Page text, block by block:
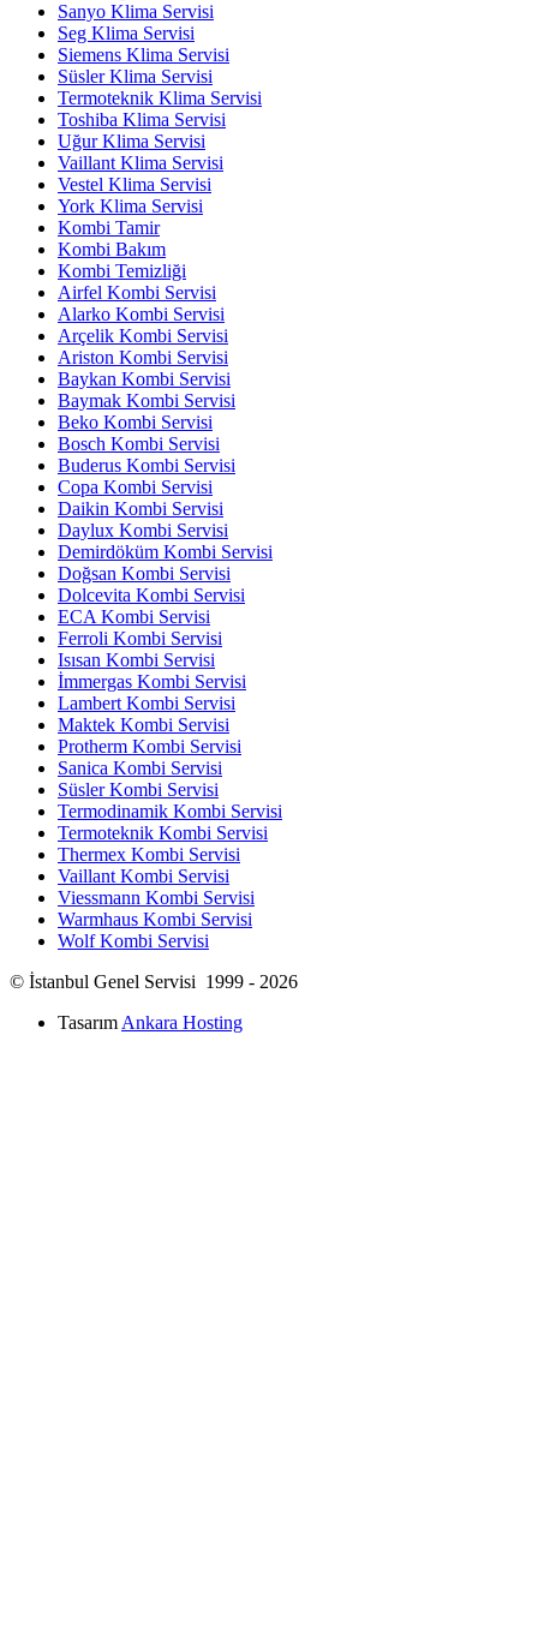
Sanyo Klima Servisi
Seg Klima Servisi
Siemens Klima Servisi
Süsler Klima Servisi
Termoteknik Klima Servisi
Toshiba Klima Servisi
Uğur Klima Servisi
Vaillant Klima Servisi
Vestel Klima Servisi
York Klima Servisi
Kombi Tamir
Kombi Bakım
Kombi Temizliği
Airfel Kombi Servisi
Alarko Kombi Servisi
Arçelik Kombi Servisi
Ariston Kombi Servisi
Baykan Kombi Servisi
Baymak Kombi Servisi
Beko Kombi Servisi
Bosch Kombi Servisi
Buderus Kombi Servisi
Copa Kombi Servisi
Daikin Kombi Servisi
Daylux Kombi Servisi
Demirdöküm Kombi Servisi
Doğsan Kombi Servisi
Dolcevita Kombi Servisi
ECA Kombi Servisi
Ferroli Kombi Servisi
Isısan Kombi Servisi
İmmergas Kombi Servisi
Lambert Kombi Servisi
Maktek Kombi Servisi
Protherm Kombi Servisi
Sanica Kombi Servisi
Süsler Kombi Servisi
Termodinamik Kombi Servisi
Termoteknik Kombi Servisi
Thermex Kombi Servisi
Vaillant Kombi Servisi
Viessmann Kombi Servisi
Warmhaus Kombi Servisi
Wolf Kombi Servisi
© İstanbul Genel Servisi 1999 - 2026
Tasarım Ankara Hosting